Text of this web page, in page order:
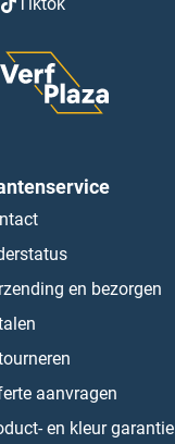
en bezorgen
aanvragen
en kleur garantie